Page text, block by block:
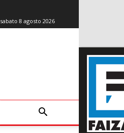
sabato 8 agosto 2026